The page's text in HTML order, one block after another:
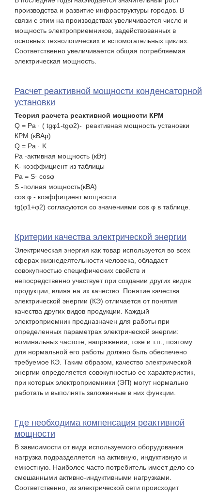
производства и развитие инфраструктуры городов. В
связи с этим на производствах увеличивается число и
мощность электроприемников, задействованных в
основных технологических и вспомогательных циклах.
Соответственно увеличивается общая потребляемая
электрическая мощность.
Расчет реактивной мощности конденсаторной
установки
Теория расчета реактивной мощности КРМ
Q = Pa · ( tgφ1-tgφ2)- реактивная мощность установки
КРМ (кВАр)
Q = Pa · K
Pa -активная мощность (кВт)
K- коэффициент из таблицы
Pa = S· cosφ
S -полная мощность(кВА)
cos φ - коэффициент мощности
tg(φ1+φ2) согласуются со значениями cos φ в таблице.
Критерии качества электрической энергии
Электрическая энергия как товар используется во всех
сферах жизнедеятельности человека, обладает
совокупностью специфических свойств и
непосредственно участвует при создании других видов
продукции, влияя на их качество. Понятие качества
электрической энергии (КЭ) отличается от понятия
качества других видов продукции. Каждый
электроприемник предназначен для работы при
определенных параметрах электрической энергии:
номинальных частоте, напряжении, токе и т.п., поэтому
для нормальной его работы должно быть обеспечено
требуемое КЭ. Таким образом, качество электрической
энергии определяется совокупностью ее характеристик,
при которых электроприемники (ЭП) могут нормально
работать и выполнять заложенные в них функции.
Где необходима компенсация реактивной
мощности
В зависимости от вида используемого оборудования
нагрузка подразделяется на активную, индуктивную и
емкостную. Наиболее часто потребитель имеет дело со
смешанными активно-индуктивными нагрузками.
Соответственно, из электрической сети происходит